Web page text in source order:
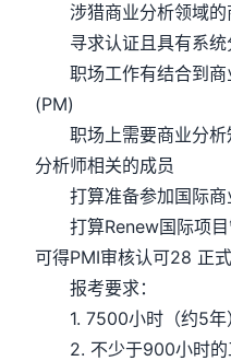
涉猎商业分析领域的
寻求认证且具有系统
职场工作有结合到商
(PM)
职场上需要商业分析
分析师相关的成员
打算准备参加国际商
打算Renew国际项目
可得PMI审核认可28 正
报考要求：
1. 7500小时（约5年
2. 不少于900小时的